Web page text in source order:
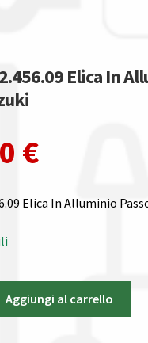
Elica In
€
Elica In Alluminio
Aggiungi al carrello